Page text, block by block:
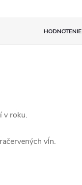
HODNOTENIE
v roku.
vĺn.